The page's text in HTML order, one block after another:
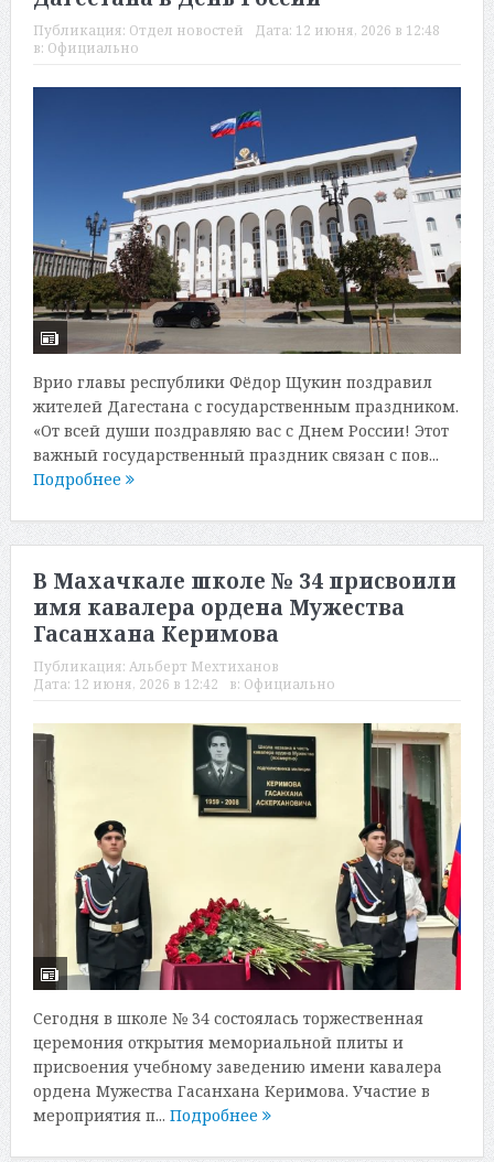
Публикация: Отдел новостей Дата: 12 июня, 2026 в 12:48
в: Официально
Врио главы республики Фёдор Щукин поздравил
жителей Дагестана с государственным праздником.
«От всей души поздравляю вас с Днем России! Этот
важный государственный праздник связан с пов...
Подробнее
В Махачкале школе № 34 присвоили
имя кавалера ордена Мужества
Гасанхана Керимова
Публикация: Альберт Мехтиханов
Дата: 12 июня, 2026 в 12:42 в: Официально
Сегодня в школе № 34 состоялась торжественная
церемония открытия мемориальной плиты и
присвоения учебному заведению имени кавалера
ордена Мужества Гасанхана Керимова. Участие в
мероприятия п... Подробнее